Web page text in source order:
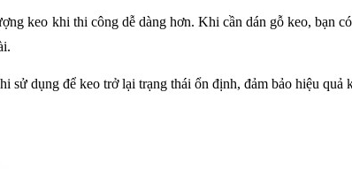
keo khi thi công dễ dàng hơn. Khi cần dán gỗ keo, bạn
sử dụng để keo trở lại trạng thái ổn định, đảm bảo hiệu quả